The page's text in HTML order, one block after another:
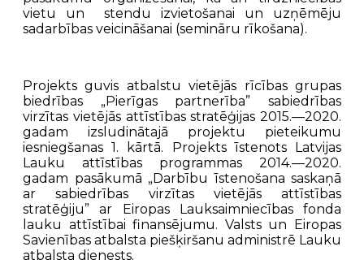
vietu un stendu izvietošanai un uzņēmēju
sadarbības veicināšanai (semināru rīkošana).
Projekts guvis atbalstu vietējās rīcības grupas
biedrības „Pierīgas partnerība” sabiedrības
virzītas vietējās attīstības stratēģijas 2015.—2020.
gadam izsludinātajā projektu pieteikumu
iesniegšanas 1. kārtā. Projekts īstenots Latvijas
Lauku attīstības programmas 2014.—2020.
gadam pasākumā „Darbību īstenošana saskaņā
ar sabiedrības virzītas vietējās attīstības
stratēģiju” ar Eiropas Lauksaimniecības fonda
lauku attīstībai finansējumu. Valsts un Eiropas
Savienības atbalsta piešķiršanu administrē Lauku
atbalsta dienests.